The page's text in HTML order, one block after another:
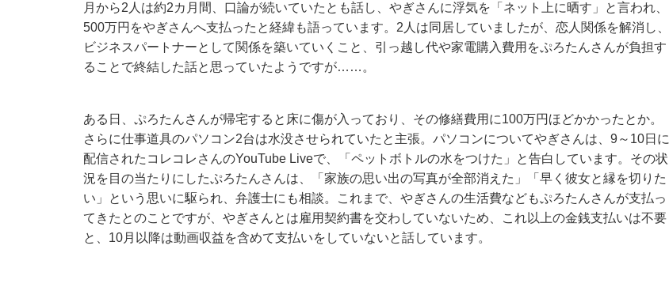
月から2人は約2カ月間、口論が続いていたとも話し、やぎさんに浮気を「ネット上に晒す」と言われ、
500万円をやぎさんへ支払ったと経緯も語っています。2人は同居していましたが、恋人関係を解消し、
ビジネスパートナーとして関係を築いていくこと、引っ越し代や家電購入費用をぷろたんさんが負担す
ることで終結した話と思っていたようですが……。
ある日、ぷろたんさんが帰宅すると床に傷が入っており、その修繕費用に100万円ほどかかったとか。
さらに仕事道具のパソコン2台は水没させられていたと主張。パソコンについてやぎさんは、9～10日に
配信されたコレコレさんのYouTube Liveで、「ペットボトルの水をつけた」と告白しています。その状
況を目の当たりにしたぷろたんさんは、「家族の思い出の写真が全部消えた」「早く彼女と縁を切りた
い」という思いに駆られ、弁護士にも相談。これまで、やぎさんの生活費などもぷろたんさんが支払っ
てきたとのことですが、やぎさんとは雇用契約書を交わしていないため、これ以上の金銭支払いは不要
と、10月以降は動画収益を含めて支払いをしていないと話しています。